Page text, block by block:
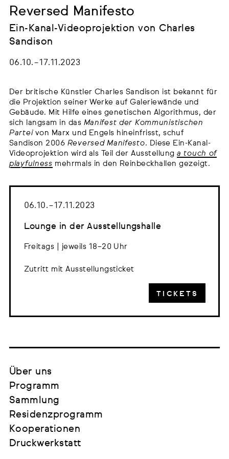
Reversed Manifesto
Ein-Kanal-Videoprojektion von Charles
Sandison
06.10. – 17.11.2023
Der britische Künstler Charles Sandison ist bekannt für
die Projektion seiner Werke auf Galeriewände und
Gebäude. Mit Hilfe eines genetischen Algorithmus, der
sich langsam in das Manifest der Kommunistischen
Parteivon Marx und Engels hineinfrisst, schuf
Sandison 2006 Reversed Manifesto. Diese Ein-Kanal-
Videoprojektion wird als Teil der Ausstellung a touch of
playfulness mehrmals in den Reinbeckhallen gezeigt.
06.10. – 17.11.2023
Lounge in der Ausstellungshalle
Freitags | jeweils 18–20 Uhr
Zutritt mit Ausstellungsticket
TICKETS
Über uns
Programm
Sammlung
Residenzprogramm
Kooperationen
Druckwerkstatt